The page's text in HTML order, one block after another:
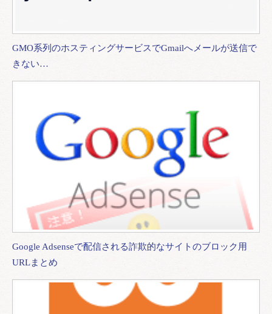
GMO系列のホスティングサービスでGmailへメールが送信で
きない…
Google Adsenseで配信される詐欺的なサイトのブロック用
URLまとめ